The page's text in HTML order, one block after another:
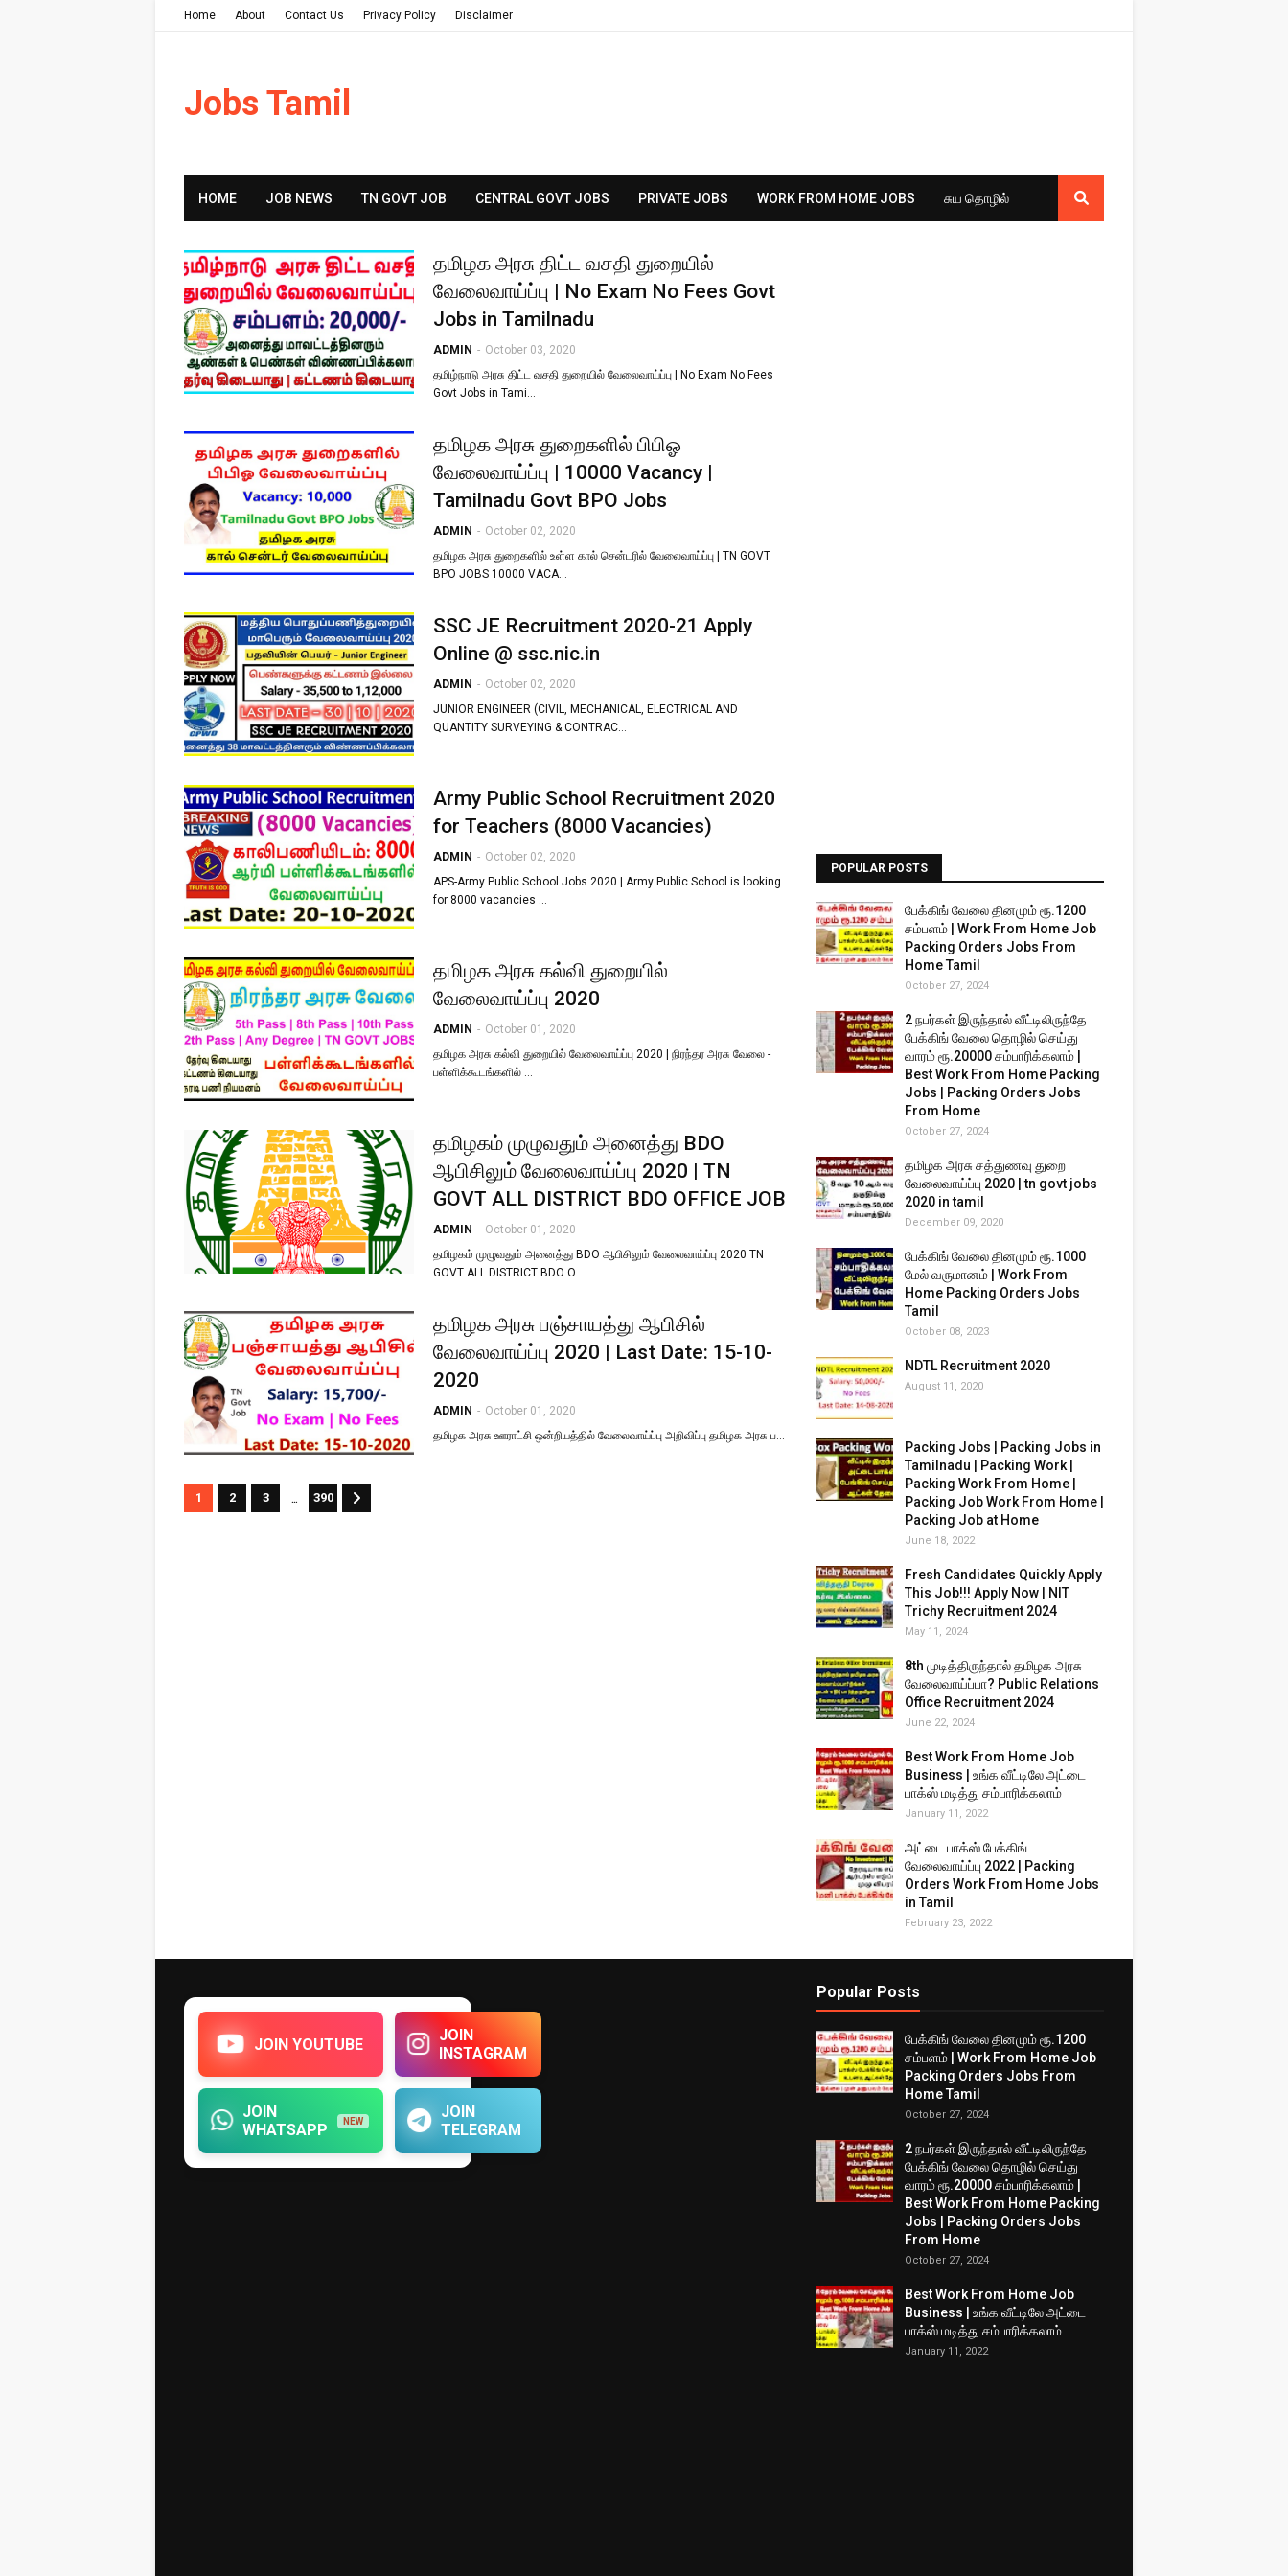
Home About Contact Us Privacy Policy Disclaimer
Jobs Tamil
HOME JOB NEWS TN GOVT JOB CENTRAL GOVT JOBS PRIVATE JOBS WORK FROM HOME JOBS சுய​ தொழில்
தமிழக​ அரசு திட்ட வசதி துறையில்
வேலைவாய்ப்பு | No Exam No Fees Govt
Jobs in Tamilnadu
ADMIN - October 03, 2020
தமிழ்நாடு ​அரசு திட்ட வசதி துறையில் வேலைவாய்ப்பு | No Exam No Fees
Govt Jobs in Tami…
தமிழக​ அரசு துறைகளில் பிபிஓ
வேலைவாய்ப்பு | 10000 Vacancy |
Tamilnadu Govt BPO Jobs
ADMIN - October 02, 2020
தமிழக​ அரசு துறைகளில் உள்ள கால் சென்டரில் வேலைவாய்ப்பு | TN GOVT
BPO JOBS 10000 VACA…
SSC JE Recruitment 2020-21 Apply
Online @ ssc.nic.in
ADMIN - October 02, 2020
JUNIOR ENGINEER (CIVIL, MECHANICAL, ELECTRICAL AND
QUANTITY SURVEYING & CONTRAC…
Army Public School Recruitment 2020
for Teachers (8000 Vacancies)
ADMIN - October 02, 2020
APS-Army Public School Jobs 2020 | Army Public School is looking
for 8000 vacancies …
தமிழக அரசு கல்வி துறையில்
வேலைவாய்ப்பு 2020
ADMIN - October 01, 2020
தமிழக அரசு கல்வி துறையில் வேலைவாய்ப்பு 2020 | நிரந்தர அரசு வேலை -
பள்ளிக்கூடங்களில் …
தமிழகம் முழுவதும் அனைத்து BDO
ஆபிசிலும் வேலைவாய்ப்பு 2020 | TN
GOVT ALL DISTRICT BDO OFFICE JOB
ADMIN - October 01, 2020
தமிழகம் முழுவதும் அனைத்து BDO ஆபிசிலும் வேலைவாய்ப்பு 2020 TN
GOVT ALL DISTRICT BDO O…
தமிழக அரசு பஞ்சாயத்து ஆபிசில்
வேலைவாய்ப்பு 2020 | Last Date: 15-10-
2020
ADMIN - October 01, 2020
தமிழக அரசு ஊராட்சி ஒன்றியத்தில் வேலைவாய்ப்பு அறிவிப்பு தமிழக அரசு ப…
1 2 3 ... 390
POPULAR POSTS
பேக்கிங் வேலை தினமும் ரூ.1200
சம்பளம் | Work From Home Job
Packing Orders Jobs From
Home Tamil
October 27, 2024
2 நபர்கள் இருந்தால் வீட்டிலிருந்தே
பேக்கிங் வேலை தொழில் செய்து
வாரம் ரூ.20000 சம்பாரிக்கலாம் |
Best Work From Home Packing
Jobs | Packing Orders Jobs
From Home
October 27, 2024
தமிழக அரசு சத்துணவு துறை
வேலைவாய்ப்பு 2020 | tn govt jobs
2020 in tamil
December 09, 2020
பேக்கிங் வேலை தினமும் ரூ.1000
மேல் வருமானம் | Work From
Home Packing Orders Jobs
Tamil
October 08, 2023
NDTL Recruitment 2020
August 11, 2020
Packing Jobs | Packing Jobs in
Tamilnadu | Packing Work |
Packing Work From Home |
Packing Job Work From Home |
Packing Job at Home
June 18, 2022
Fresh Candidates Quickly Apply
This Job!!! Apply Now | NIT
Trichy Recruitment 2024
May 11, 2024
8th முடித்திருந்தால் தமிழக அரசு
வேலைவாய்ப்பா? Public Relations
Office Recruitment 2024
June 22, 2024
Best Work From Home Job
Business | உங்க வீட்டிலே அட்டை
பாக்ஸ் மடித்து சம்பாரிக்கலாம்
January 11, 2022
அட்டை பாக்ஸ் பேக்கிங்
வேலைவாய்ப்பு 2022 | Packing
Orders Work From Home Jobs
in Tamil
February 23, 2022
JOIN YOUTUBE
JOIN
INSTAGRAM
JOIN
WHATSAPP
NEW
JOIN
TELEGRAM
Popular Posts
பேக்கிங் வேலை தினமும் ரூ.1200
சம்பளம் | Work From Home Job
Packing Orders Jobs From
Home Tamil
October 27, 2024
2 நபர்கள் இருந்தால் வீட்டிலிருந்தே
பேக்கிங் வேலை தொழில் செய்து
வாரம் ரூ.20000 சம்பாரிக்கலாம் |
Best Work From Home Packing
Jobs | Packing Orders Jobs
From Home
October 27, 2024
Best Work From Home Job
Business | உங்க வீட்டிலே அட்டை
பாக்ஸ் மடித்து சம்பாரிக்கலாம்
January 11, 2022